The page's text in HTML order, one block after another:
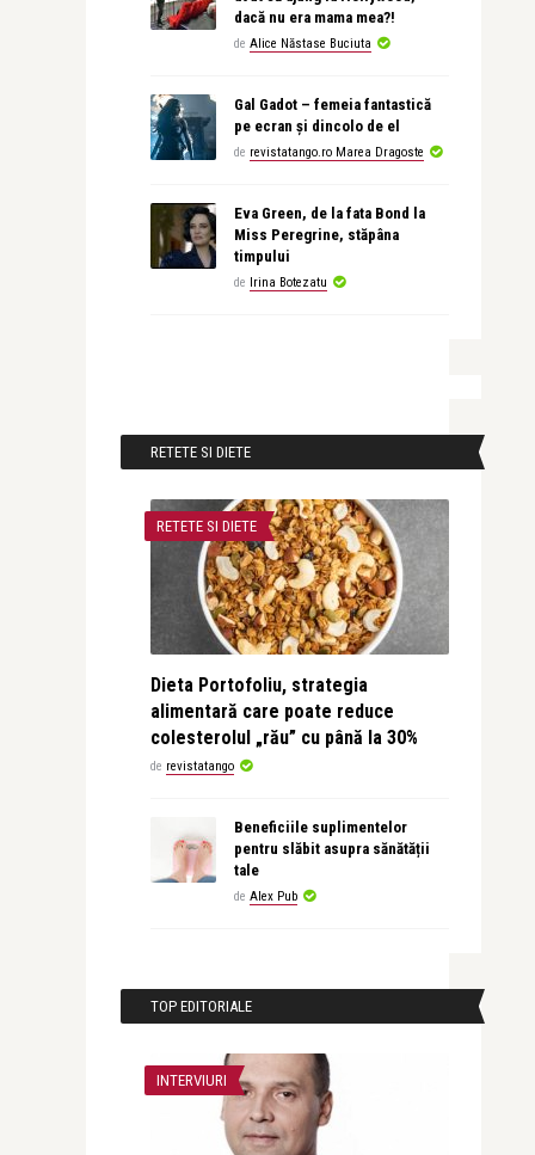
dacă nu era mama mea?!
de Alice Năstase Buciuta
Gal Gadot – femeia fantastică
pe ecran și dincolo de el
de revistatango.ro Marea Dragoste
Eva Green, de la fata Bond la
Miss Peregrine, stăpâna
timpului
de Irina Botezatu
RETETE SI DIETE
RETETE SI DIETE
Dieta Portofoliu, strategia
alimentară care poate reduce
colesterolul „rău” cu până la 30%
de revistatango
Beneficiile suplimentelor
pentru slăbit asupra sănătății
tale
de Alex Pub
TOP EDITORIALE
INTERVIURI